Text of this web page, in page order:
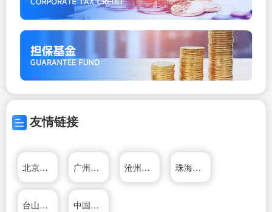
友情链接
北京外企德科人力资源服务上海有限公司 广州仕邦人力资源有限公司 沧州人力资源网 珠海人力资源网
台山市人才人力资源网 中国人力资源网